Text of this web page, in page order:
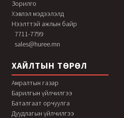
Зорилго
Хэвлэл мэдээлэлд
Нээлттэй ажлын байр
7711-7799
sales@huree.mn
ХАЙЛТЫН ТӨРӨЛ
Амралтын газар
Барилгын үйлчилгээ
Баталгаат орчуулга
Дуудлагын үйлчилгээ